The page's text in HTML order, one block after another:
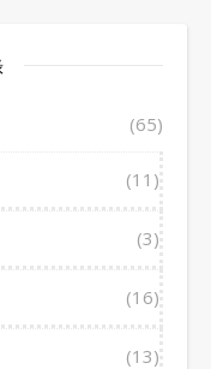
(65)
(11)
(3)
(16)
(13)